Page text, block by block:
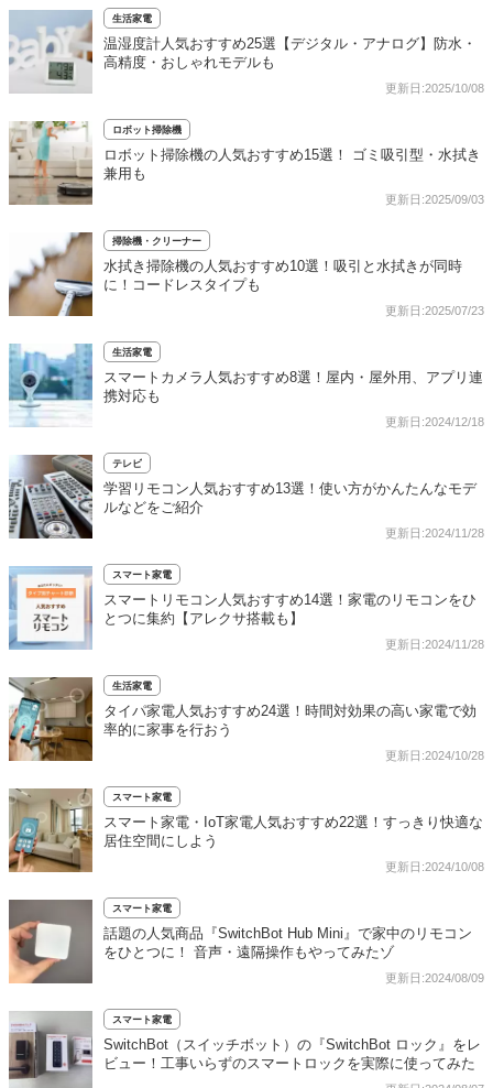
生活家電
温湿度計人気おすすめ25選【デジタル・アナログ】防水・
高精度・おしゃれモデルも
更新日:2025/10/08
ロボット掃除機
ロボット掃除機の人気おすすめ15選！ ゴミ吸引型・水拭き
兼用も
更新日:2025/09/03
掃除機・クリーナー
水拭き掃除機の人気おすすめ10選！吸引と水拭きが同時
に！コードレスタイプも
更新日:2025/07/23
生活家電
スマートカメラ人気おすすめ8選！屋内・屋外用、アプリ連
携対応も
更新日:2024/12/18
テレビ
学習リモコン人気おすすめ13選！使い方がかんたんなモデ
ルなどをご紹介
更新日:2024/11/28
スマート家電
スマートリモコン人気おすすめ14選！家電のリモコンをひ
とつに集約【アレクサ搭載も】
更新日:2024/11/28
生活家電
タイパ家電人気おすすめ24選！時間対効果の高い家電で効
率的に家事を行おう
更新日:2024/10/28
スマート家電
スマート家電・IoT家電人気おすすめ22選！すっきり快適な
居住空間にしよう
更新日:2024/10/08
スマート家電
話題の人気商品『SwitchBot Hub Mini』で家中のリモコン
をひとつに！ 音声・遠隔操作もやってみたゾ
更新日:2024/08/09
スマート家電
SwitchBot（スイッチボット）の『SwitchBot ロック』をレ
ビュー！工事いらずのスマートロックを実際に使ってみた